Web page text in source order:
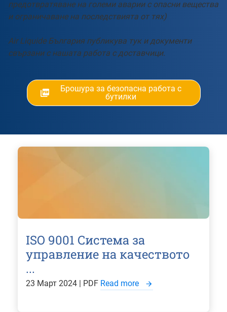
предотвратяване на големи аварии с опасни вещества
и ограничаване на последствията от тях)
Air Liquide България публикува тук и документи
свързани с нашата работа с доставчици.
Брошура за безопасна работа с
бутилки
ISO 9001 Система за
управление на качеството
...
23 Март 2024 | PDF Read more